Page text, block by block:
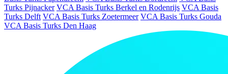
Turks Pijnacker VCA Basis Turks Berkel en Rodenrijs VCA Basis
Turks Delft VCA Basis Turks Zoetermeer VCA Basis Turks Gouda
VCA Basis Turks Den Haag